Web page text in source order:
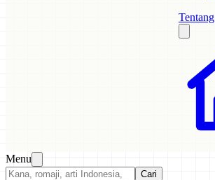
Tentang
Menu
Cari